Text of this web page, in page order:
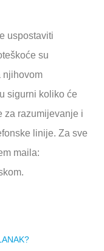
uspostaviti
su
njihovom
sigurni koliko će
za razumijevanje i
linije. Za sve
maila: